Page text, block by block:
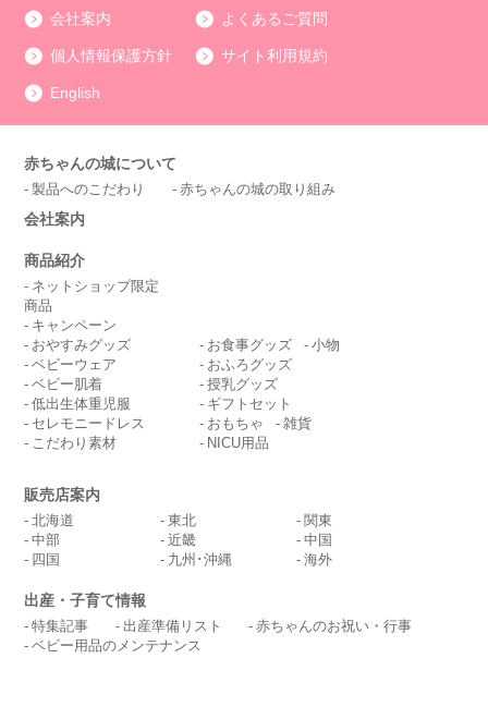
会社案内 よくあるご質問
個人情報保護方針 サイト利用規約
English
赤ちゃんの城について
製品へのこだわり 赤ちゃんの城の取り組み
会社案内
商品紹介
ネットショップ限定
商品
キャンペーン
おやすみグッズ
ベビーウェア
ベビー肌着
低出生体重児服
セレモニードレス
こだわり素材
お食事グッズ
小物
おふろグッズ
授乳グッズ
ギフトセット
おもちゃ
雑貨
NICU用品
販売店案内
北海道 東北
関東
中部
近畿
中国
四国
九州･沖縄 海外
出産・子育て情報
特集記事 出産準備リスト
赤ちゃんのお祝い・行事
ベビー用品のメンテナンス